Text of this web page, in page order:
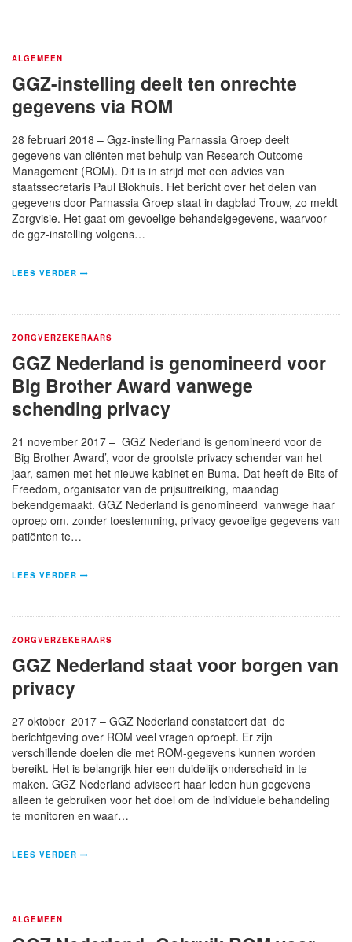
ALGEMEEN
GGZ-instelling deelt ten onrechte
gegevens via ROM
28 februari 2018 – Ggz-instelling Parnassia Groep deelt
gegevens van cliënten met behulp van Research Outcome
Management (ROM). Dit is in strijd met een advies van
staatssecretaris Paul Blokhuis. Het bericht over het delen van
gegevens door Parnassia Groep staat in dagblad Trouw, zo meldt
Zorgvisie. Het gaat om gevoelige behandelgegevens, waarvoor
de ggz-instelling volgens…
LEES VERDER
ZORGVERZEKERAARS
GGZ Nederland is genomineerd voor
Big Brother Award vanwege
schending privacy
21 november 2017 – GGZ Nederland is genomineerd voor de
‘Big Brother Award’, voor de grootste privacy schender van het
jaar, samen met het nieuwe kabinet en Buma. Dat heeft de Bits of
Freedom, organisator van de prijsuitreiking, maandag
bekendgemaakt. GGZ Nederland is genomineerd vanwege haar
oproep om, zonder toestemming, privacy gevoelige gegevens van
patiënten te…
LEES VERDER
ZORGVERZEKERAARS
GGZ Nederland staat voor borgen van
privacy
27 oktober 2017 – GGZ Nederland constateert dat de
berichtgeving over ROM veel vragen oproept. Er zijn
verschillende doelen die met ROM-gegevens kunnen worden
bereikt. Het is belangrijk hier een duidelijk onderscheid in te
maken. GGZ Nederland adviseert haar leden hun gegevens
alleen te gebruiken voor het doel om de individuele behandeling
te monitoren en waar…
LEES VERDER
ALGEMEEN